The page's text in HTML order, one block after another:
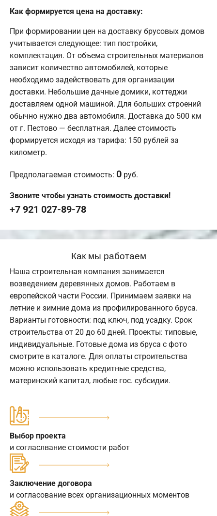
Как формируется цена на доставку:
При формировании цен на доставку брусовых домов
учитывается следующее: тип постройки,
комплектация. От объема строительных материалов
зависит количество автомобилей, которые
необходимо задействовать для организации
доставки. Небольшие дачные домики, коттеджи
доставляем одной машиной. Для больших строений
обычно нужно два автомобиля. Доставка до 500 км
от г. Пестово — бесплатная. Далее стоимость
формируется исходя из тарифа: 150 рублей за
километр.
Предполагаемая стоимость: 0 руб.
Звоните чтобы узнать стоимость доставки!
+7 921 027-89-78
Как мы работаем
Наша строительная компания занимается
возведением деревянных домов. Работаем в
европейской части России. Принимаем заявки на
летние и зимние дома из профилированного бруса.
Варианты готовности: под ключ, под усадку. Срок
строительства от 20 до 60 дней. Проекты: типовые,
индивидуальные. Готовые дома из бруса с фото
смотрите в каталоге. Для оплаты строительства
можно использовать кредитные средства,
материнский капитал, любые гос. субсидии.
Выбор проекта
и согласлвание стоимости работ
Заключение договора
и согласование всех организационных моментов